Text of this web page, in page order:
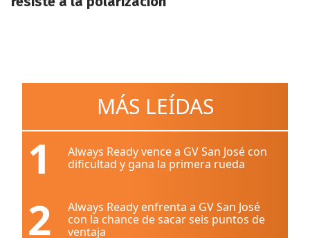
MÁS LEÍDAS
1
Always Ready vence a GV San José con
dificultad y gana la primera rueda
2
Always Ready enfrenta a GV San José
con la chance de sacar seis puntos de
ventaja